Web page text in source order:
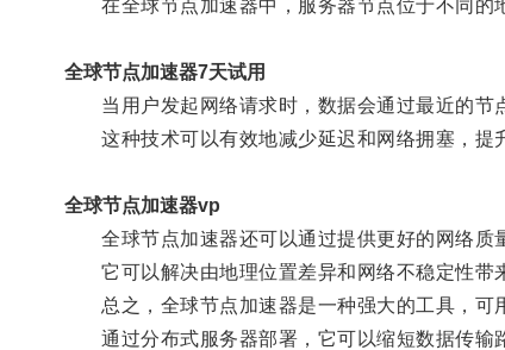
在全球节点加速器中，服务器节点位于不同的
全球节点加速器7天试用
当用户发起网络请求时，数据会通过最近的节
这种技术可以有效地减少延迟和网络拥塞，提
全球节点加速器vp
全球节点加速器还可以通过提供更好的网络质
它可以解决由地理位置差异和网络不稳定性带
总之，全球节点加速器是一种强大的工具，可
通过分布式服务器部署，它可以缩短数据传输